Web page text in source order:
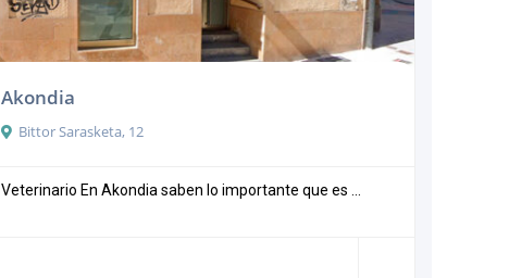
Akondia
Bittor Sarasketa, 12
Veterinario En Akondia saben lo importante que es ...